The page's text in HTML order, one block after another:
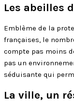
Les abeilles
Emblème de la
françaises, le
compte pas moins
pas un
séduisante qui
La ville, un